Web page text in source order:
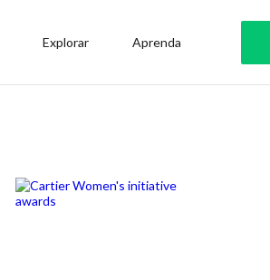
Explorar Aprenda